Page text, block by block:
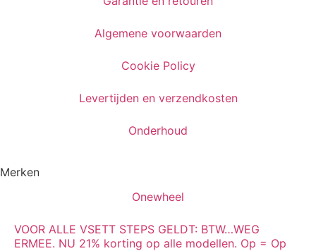
Algemene voorwaarden
Cookie Policy
Levertijden en verzendkosten
Onderhoud
Merken
Onewheel
VOOR ALLE VSETT STEPS GELDT: BTW…WEG
ERMEE. NU 21% korting op alle modellen. Op = Op